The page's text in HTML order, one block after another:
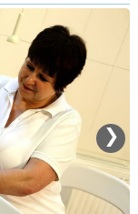
❯